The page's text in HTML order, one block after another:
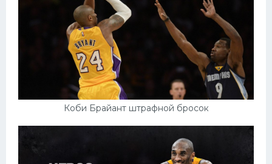
Коби Брайант штрафной бросок